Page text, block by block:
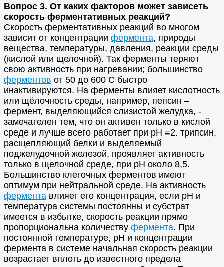
Вопрос 3. От каких факторов может зависеть
скорость ферментативных реакций?
Скорость ферментативных реакций во многом
зависит от концентрации фермента, природы
вещества, температуры, давления, реакции среды
(кислой или щелочной). Так ферменты теряют
свою активность при нагревании; большинство
ферментов от 50 до 600 С быстро
инактивируются. На ферменты влияет кислотность
или щёлочность среды, например, пепсин –
фермент, выделяющийся слизистой желудка, -
замечателен тем, что он активен только в кислой
среде и лучше всего работает при рН =2. трипсин,
расщепляющий белки и выделяемый
поджелудочной железой, проявляет активность
только в щелочной среде, при рН около 8,5.
Большинство клеточных ферментов имеют
оптимум при нейтральной среде. На активность
фермента влияет его концентрация, если рН и
температура системы постоянны и субстрат
имеется в избытке, скорость реакции прямо
пропорциональна количеству фермента. При
постоянной температуре, рН и концентрации
фермента в системе начальная скорость реакции
возрастает вплоть до известного предела